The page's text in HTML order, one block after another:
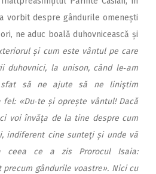
vorbit despre gândurile omenești
ne aduc boală duhovnicească și
și cum este vântul pe care
duhovnici, la unison, când le‑am
să ne ajute să ne liniştim
«Du‑te și oprește vântul! Dacă
voi învăța de la tine despre cum
indiferent cine sunteţi și unde vă
ceea ce a zis Prorocul Isaia:
precum gândurile voastre». Nici cu